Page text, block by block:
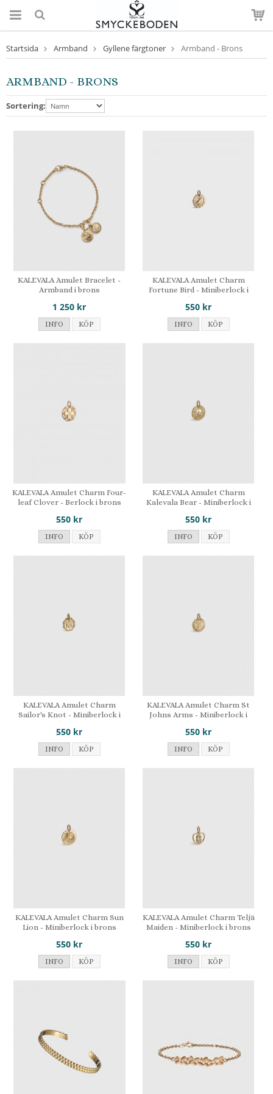
Startsida Armband Gyllene färgtoner Armband - Brons
ARMBAND - BRONS
Sortering:
KALEVALA Amulet Bracelet -
Armband i brons
1 250 kr
INFO KÖP
KALEVALA Amulet Charm
Fortune Bird - Miniberlock i
brons
550 kr
INFO KÖP
KALEVALA Amulet Charm Four-
leaf Clover - Berlock i brons
550 kr
INFO KÖP
KALEVALA Amulet Charm
Kalevala Bear - Miniberlock i
brons
550 kr
INFO KÖP
KALEVALA Amulet Charm
Sailor's Knot - Miniberlock i
brons
550 kr
INFO KÖP
KALEVALA Amulet Charm St
Johns Arms - Miniberlock i
brons
550 kr
INFO KÖP
KALEVALA Amulet Charm Sun
Lion - Miniberlock i brons
550 kr
INFO KÖP
KALEVALA Amulet Charm Teljä
Maiden - Miniberlock i brons
550 kr
INFO KÖP